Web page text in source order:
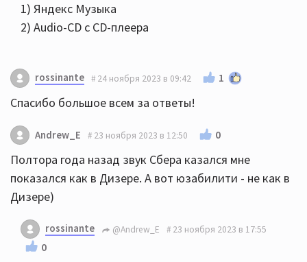
1) Яндекс Музыка
2) Audio-CD с CD-плеера
rossinante 24 ноября 2023 в 09:42 1
Спасибо большое всем за ответы!
Andrew_E 23 ноября 2023 в 12:50 0
Полтора года назад звук Сбера казался мне
показался как в Дизере. А вот юзабилити - не как в
Дизере)
rossinante @Andrew_E 23 ноября 2023 в 17:55
0